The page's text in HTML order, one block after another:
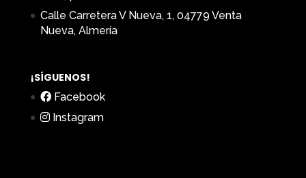
Calle Carretera V Nueva, 1, 04779 Venta
Nueva, Almería
¡SÍGUENOS!
Facebook
Instagram